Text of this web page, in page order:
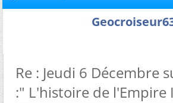
Re : Jeudi 6 Décembre
:" L'histoire de l'Empire